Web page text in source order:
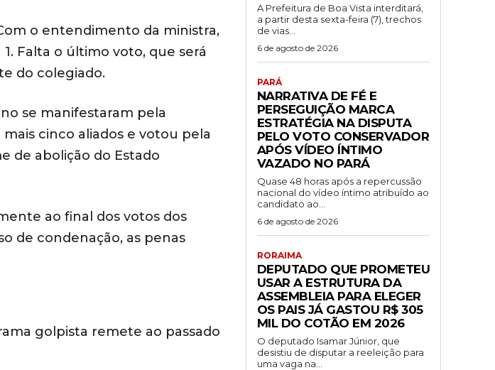
o entendimento da ministra,
Falta o último voto, que será
do colegiado.
se manifestaram pela
cinco aliados e votou pela
de abolição do Estado
ao final dos votos dos
de condenação, as penas
golpista remete ao passado
A Prefeitura de Boa Vista interditará,
a partir desta sexta-feira (7), trechos
de vias...
6 de agosto de 2026
PARÁ
NARRATIVA DE FÉ E
PERSEGUIÇÃO MARCA
ESTRATÉGIA NA DISPUTA
PELO VOTO CONSERVADOR
APÓS VÍDEO ÍNTIMO
VAZADO NO PARÁ
Quase 48 horas após a repercussão
nacional do vídeo íntimo atribuído ao
candidato ao...
6 de agosto de 2026
RORAIMA
DEPUTADO QUE PROMETEU
USAR A ESTRUTURA DA
ASSEMBLEIA PARA ELEGER
OS PAIS JÁ GASTOU R$ 305
MIL DO COTÃO EM 2026
O deputado Isamar Júnior, que
desistiu de disputar a reeleição para
uma vaga na...